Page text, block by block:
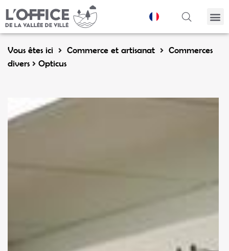
Vous êtes ici Commerce et artisanat
Commerces
divers
Opticus
Panneau de gestion des cookies